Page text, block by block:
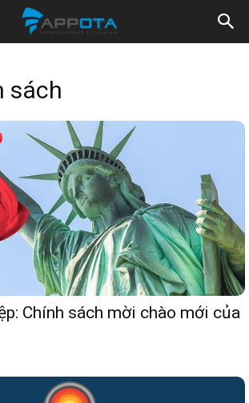
sách
Chính sách mời chào mới của